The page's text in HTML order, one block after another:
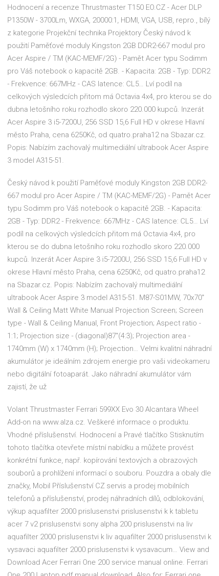
Hodnocení a recenze Thrustmaster T150 EO.CZ - Acer DLP
P1350W - 3700Lm, WXGA, 20000:1, HDMI, VGA, USB, repro., bílý
z kategorie Projekční technika Projektory Český návod k
použití Paměťové moduly Kingston 2GB DDR2-667 modul pro
Acer Aspire / TM (KAC-MEMF/2G) - Pamět Acer typu Sodimm
pro Váš notebook o kapacitě 2GB. - Kapacita: 2GB - Typ: DDR2
- Frekvence: 667MHz - CAS latence: CL5… Lví podíl na
celkových výsledcích přitom má Octavia 4x4, pro kterou se do
dubna letošního roku rozhodlo skoro 220.000 kupců. Inzerát
Acer Aspire 3 i5-7200U, 256 SSD 15,6 Full HD v okrese Hlavní
město Praha, cena 6250Kč, od quatro.praha12 na Sbazar.cz.
Popis: Nabízím zachovalý multimediální ultrabook Acer Aspire
3 model A315-51.
Český návod k použití Paměťové moduly Kingston 2GB DDR2-
667 modul pro Acer Aspire / TM (KAC-MEMF/2G) - Pamět Acer
typu Sodimm pro Váš notebook o kapacitě 2GB. - Kapacita:
2GB - Typ: DDR2 - Frekvence: 667MHz - CAS latence: CL5… Lví
podíl na celkových výsledcích přitom má Octavia 4x4, pro
kterou se do dubna letošního roku rozhodlo skoro 220.000
kupců. Inzerát Acer Aspire 3 i5-7200U, 256 SSD 15,6 Full HD v
okrese Hlavní město Praha, cena 6250Kč, od quatro.praha12
na Sbazar.cz. Popis: Nabízím zachovalý multimediální
ultrabook Acer Aspire 3 model A315-51. M87-S01MW, 70x70"
Wall & Ceiling Matt White Manual Projection Screen; Screen
type - Wall & Ceiling Manual, Front Projection; Aspect ratio -
1:1; Projection size - (diagonal)87"(4:3); Projection area -
1740mm (W) x 1740mm (H); Projection… Velmi kvalitní náhradní
akumulátor je ideálním zdrojem energie pro vaši videokameru
nebo digitální fotoaparát. Jako náhradní akumulátor vám
zajistí, že už
Volant Thrustmaster Ferrari 599XX Evo 30 Alcantara Wheel
Add-on na www.alza.cz. Veškeré informace o produktu.
Vhodné příslušenství. Hodnocení a Pravé tlačítko Stisknutím
tohoto tlačítka otevřete místní nabídku a můžete provést
konkrétní funkce, např. kopírování textových a obrazových
souborů a prohlížení informací o souboru. Pouzdra a obaly dle
značky, Mobil Příslušenství CZ servis a prodej mobilních
telefonů a příslušenství, prodej náhradních dílů, odblokování,
výkup aquafilter 2000 prislusenstvi prislusenstvi k k tabletu
acer 7 v2 prislusenstvi sony alpha 200 prislusenstvi na liv
aquafilter 2000 prislusenstvi k liv aquafilter 2000 prislusenstvi k
vysavaci aquafilter 2000 prislusenstvi k vysavacum… View and
Download Acer Ferrari One 200 service manual online. Ferrari